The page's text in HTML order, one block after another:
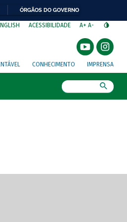
ÓRGÃOS DO GOVERNO
ACESSIBILIDADE A+ A-
CONHECIMENTO IMPRENSA